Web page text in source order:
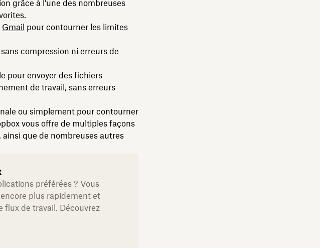
grâce à l’une des nombreuses
Gmail pour contourner les limites
compression ni erreurs de
pour envoyer des fichiers
de travail, sans erreurs
ou simplement pour contourner
vous offre de multiples façons
ainsi que de nombreuses autres
préférées ? Vous
plus rapidement et
flux de travail. Découvrez